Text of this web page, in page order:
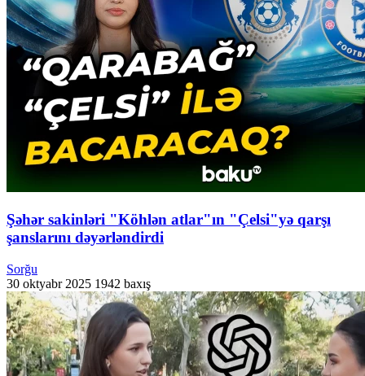
Şəhər sakinləri "Köhlən atlar"ın "Çelsi"yə qarşı
şanslarını dəyərləndirdi
Sorğu
30 oktyabr 2025 1942 baxış